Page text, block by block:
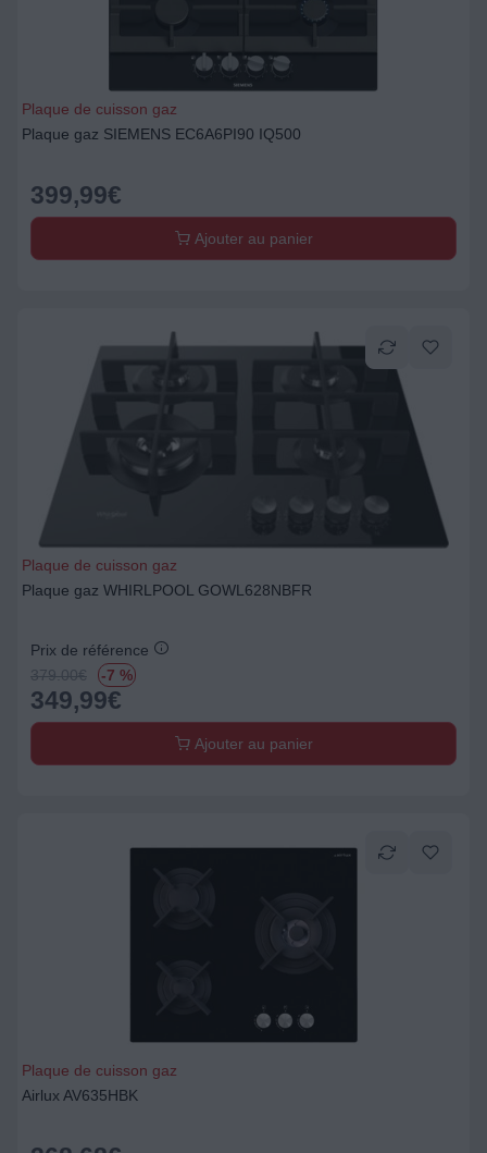
Plaque de cuisson gaz
Plaque gaz SIEMENS EC6A6PI90 IQ500
399,99€
Ajouter au panier
Plaque de cuisson gaz
Plaque gaz WHIRLPOOL GOWL628NBFR
Prix de référence
379.00€ -7 %
349,99€
Ajouter au panier
Plaque de cuisson gaz
Airlux AV635HBK